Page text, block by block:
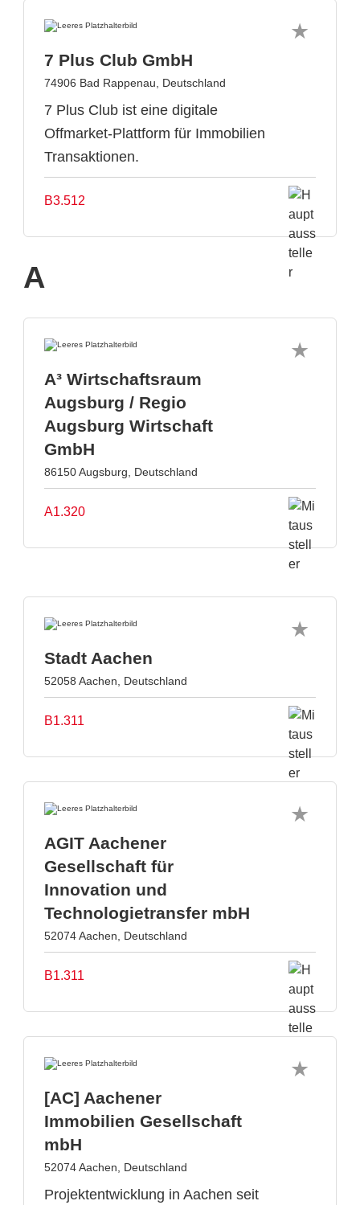
7 Plus Club GmbH
74906 Bad Rappenau, Deutschland
7 Plus Club ist eine digitale
Offmarket-Plattform für Immobilien
Transaktionen.
B3.512
A
A³ Wirtschaftsraum
Augsburg / Regio
Augsburg Wirtschaft
GmbH
86150 Augsburg, Deutschland
A1.320
Stadt Aachen
52058 Aachen, Deutschland
B1.311
AGIT Aachener
Gesellschaft für
Innovation und
Technologietransfer mbH
52074 Aachen, Deutschland
B1.311
[AC] Aachener
Immobilien Gesellschaft
mbH
52074 Aachen, Deutschland
Projektentwicklung in Aachen seit